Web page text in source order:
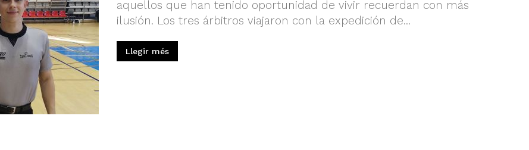
aquellos que han tenido oportunidad de vivir recuerdan con más
ilusión. Los tres árbitros viajaron con la expedición de...
Llegir més